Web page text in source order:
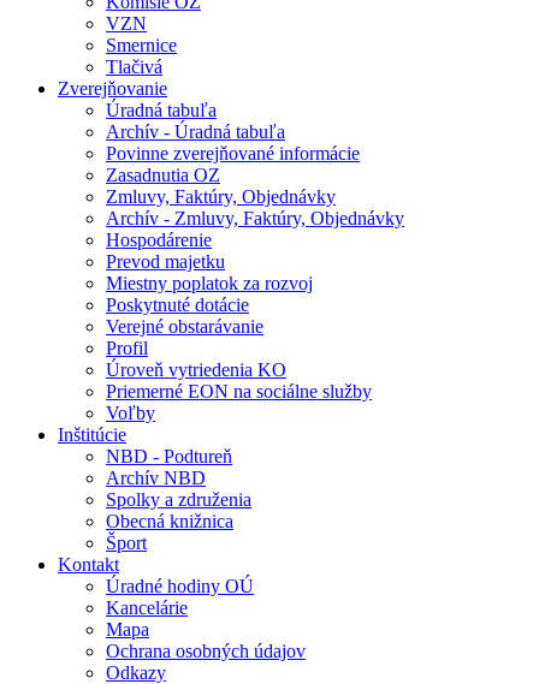
VZN
Smernice
Tlačivá
Zverejňovanie
Úradná tabuľa
Archív - Úradná tabuľa
Povinne zverejňované informácie
Zasadnutia OZ
Zmluvy, Faktúry, Objednávky
Archív - Zmluvy, Faktúry, Objednávky
Hospodárenie
Prevod majetku
Miestny poplatok za rozvoj
Poskytnuté dotácie
Verejné obstarávanie
Profil
Úroveň vytriedenia KO
Priemerné EON na sociálne služby
Voľby
Inštitúcie
NBD - Podtureň
Archív NBD
Spolky a združenia
Obecná knižnica
Šport
Kontakt
Úradné hodiny OÚ
Kancelárie
Mapa
Ochrana osobných údajov
Odkazy